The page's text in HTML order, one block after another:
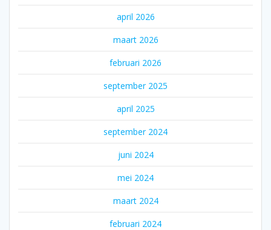
april 2026
maart 2026
februari 2026
september 2025
april 2025
september 2024
juni 2024
mei 2024
maart 2024
februari 2024